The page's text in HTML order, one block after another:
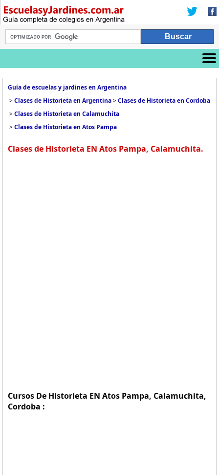
Guía de escuelas y jardines en Argentina
>Clases de Historieta en Argentina>Clases de Historieta en Cordoba
>Clases de Historieta en Calamuchita
>Clases de Historieta en Atos Pampa
Clases de Historieta EN Atos Pampa, Calamuchita.
Cursos De Historieta EN Atos Pampa, Calamuchita,
Cordoba :